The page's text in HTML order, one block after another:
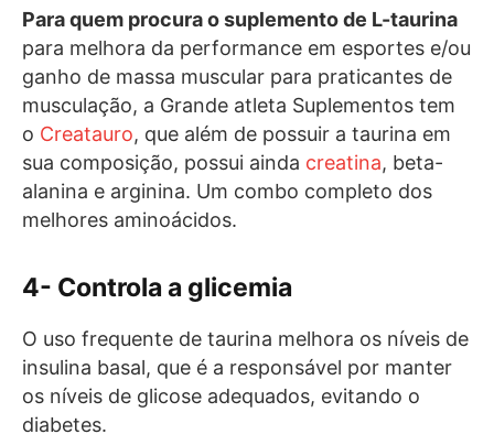
Para quem procura o suplemento de L-taurina
para melhora da performance em esportes e/ou
ganho de massa muscular para praticantes de
musculação, a Grande atleta Suplementos tem
o Creatauro, que além de possuir a taurina em
sua composição, possui ainda creatina, beta-
alanina e arginina. Um combo completo dos
melhores aminoácidos.
4- Controla a glicemia
O uso frequente de taurina melhora os níveis de
insulina basal, que é a responsável por manter
os níveis de glicose adequados, evitando o
diabetes.